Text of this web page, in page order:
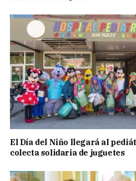
El Día del Niño llegará al
colecta solidaria de juguetes